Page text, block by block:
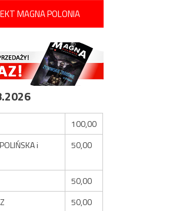
MAGNA POLONIA
100,00
i
50,00
50,00
50,00